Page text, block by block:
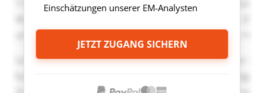
Einschätzungen unserer EM-Analysten
JETZT ZUGANG SICHERN